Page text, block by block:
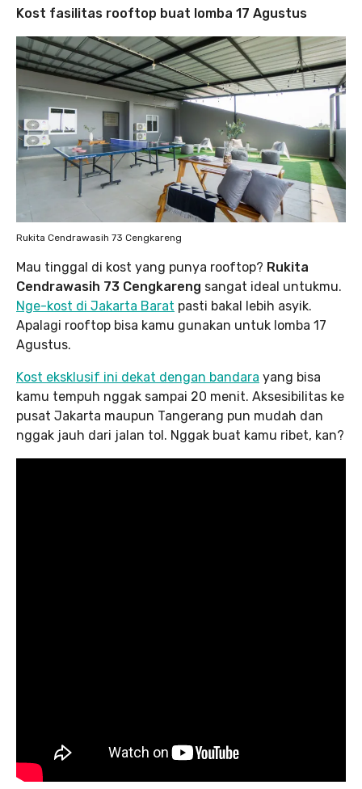
Kost fasilitas rooftop buat lomba 17 Agustus
Rukita Cendrawasih 73 Cengkareng
Mau tinggal di kost yang punya rooftop? Rukita
Cendrawasih 73 Cengkareng sangat ideal untukmu.
Nge-kost di Jakarta Barat pasti bakal lebih asyik.
Apalagi rooftop bisa kamu gunakan untuk lomba 17
Agustus.
Kost eksklusif ini dekat dengan bandara yang bisa
kamu tempuh nggak sampai 20 menit. Aksesibilitas ke
pusat Jakarta maupun Tangerang pun mudah dan
nggak jauh dari jalan tol. Nggak buat kamu ribet, kan?